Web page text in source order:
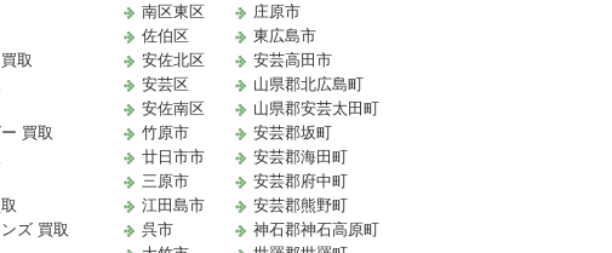
取
買取
ズ 買取
南区東区
佐伯区
安佐北区
安芸区
安佐南区
竹原市
廿日市市
三原市
江田島市
呉市
庄原市
東広島市
安芸高田市
山県郡北広島町
山県郡安芸太田町
安芸郡坂町
安芸郡海田町
安芸郡府中町
安芸郡熊野町
神石郡神石高原町